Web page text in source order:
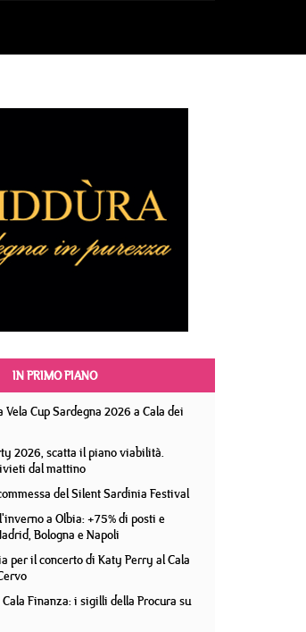
IN PRIMO PIANO
Vela Cup Sardegna 2026 a Cala dei
2026, scatta il piano viabilità.
dal mattino
del Silent Sardinia Festival
a Olbia: +75% di posti e
Bologna e Napoli
per il concerto di Katy Perry al Cala
Finanza: i sigilli della Procura su